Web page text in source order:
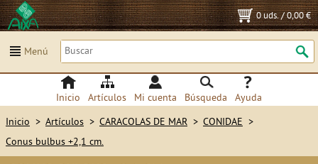
0 uds./0,00 €
Menú
Inicio Artículos Mi cuenta Búsqueda Ayuda
Inicio > Artículos > CARACOLAS DE MAR > CONIDAE >
Conus bulbus +2,1 cm.